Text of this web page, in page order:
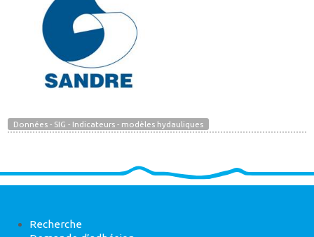
Données - SIG - Indicateurs - modèles hydauliques
Recherche